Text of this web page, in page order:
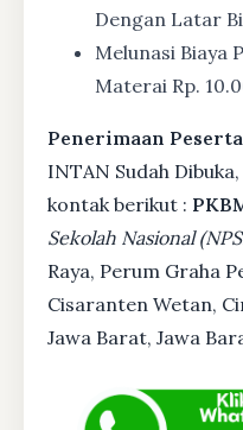
Dengan Latar
Melunasi Biaya
Materai Rp.
Penerimaan
INTAN Sudah
kontak berikut :
Sekolah Nasional
Raya, Perum Graha
Cisaranten Wetan,
Jawa Barat, Jawa